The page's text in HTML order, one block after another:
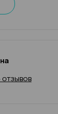
отзывов